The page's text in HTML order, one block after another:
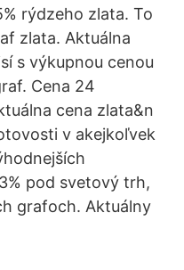
rýdzeho zlata. To
zlata. Aktuálna
s výkupnou cenou
Cena 24
cena zlata&n
v akejkoľvek
pod svetový trh,
grafoch. Aktuálny